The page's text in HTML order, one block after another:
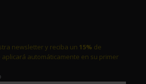
newsletter y reciba un 15% de
automáticamente en su primer